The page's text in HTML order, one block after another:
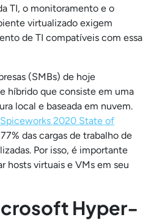
TI, o monitoramento e o
virtualizado exigem
de TI compatíveis com essa
(SMBs) de hoje
híbrido que consiste em uma
local e baseada em nuvem.
Spiceworks 2020 State of
das cargas de trabalho de
Por isso, é importante
hosts virtuais e VMs em seu
Hyper-